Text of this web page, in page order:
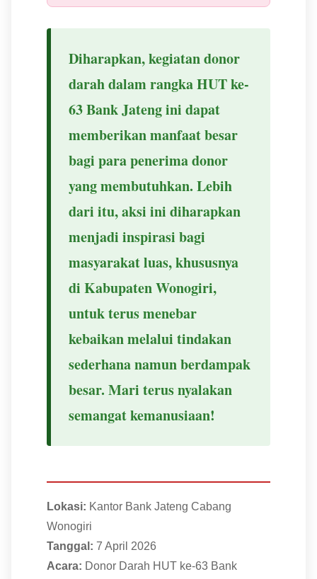
Diharapkan, kegiatan donor
darah dalam rangka HUT ke-
63 Bank Jateng ini dapat
memberikan manfaat besar
bagi para penerima donor
yang membutuhkan. Lebih
dari itu, aksi ini diharapkan
menjadi inspirasi bagi
masyarakat luas, khususnya
di Kabupaten Wonogiri,
untuk terus menebar
kebaikan melalui tindakan
sederhana namun berdampak
besar. Mari terus nyalakan
semangat kemanusiaan!
Lokasi: Kantor Bank Jateng Cabang
Wonogiri
Tanggal: 7 April 2026
Acara: Donor Darah HUT ke-63 Bank